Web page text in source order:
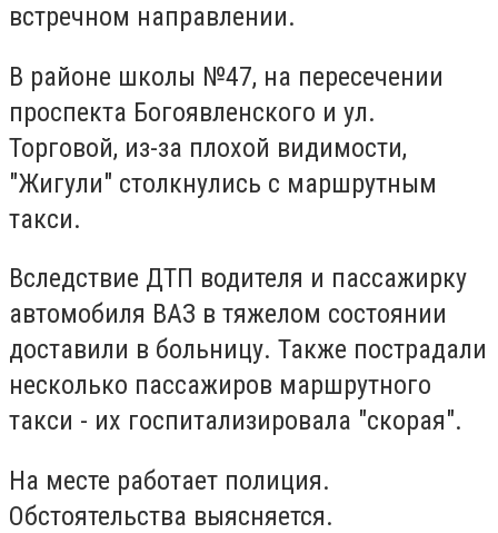
встречном направлении.
В районе школы №47, на пересечении
проспекта Богоявленского и ул.
Торговой, из-за плохой видимости,
"Жигули" столкнулись с маршрутным
такси.
Вследствие ДТП водителя и пассажирку
автомобиля ВАЗ в тяжелом состоянии
доставили в больницу. Также пострадали
несколько пассажиров маршрутного
такси - их госпитализировала "скорая".
На месте работает полиция.
Обстоятельства выясняется.